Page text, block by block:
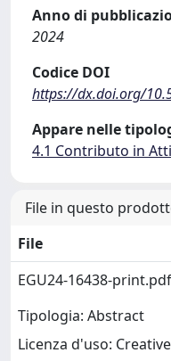
Anno di
2024
Codice DOI
https://dx.doi.org/
Appare nelle
4.1 Contributo in
File in questo
File
EGU24-16438-print.pdf
Tipologia: Abstract
Licenza d'uso: